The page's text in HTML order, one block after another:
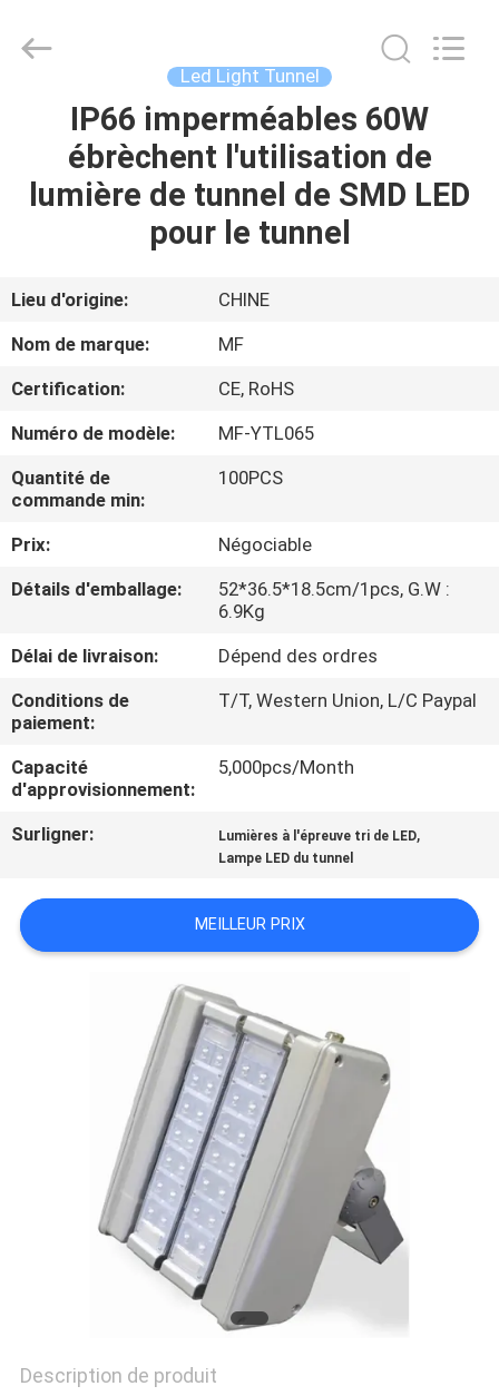
MAISON
PRODUITS
A
DE
NOUS
VISITE
D'USINE
DE
QUALITÉ
CONTACTEZ-
NOUS
CITATION
PRIVACY
POLICY
Ming
Feng
Led Light Tunnel
IP66 imperméables 60W
ébrèchent l'utilisation de
lumière de tunnel de SMD LED
pour le tunnel
Lieu d'origine:
CHINE
Nom de marque:
MF
Certification:
CE, RoHS
Numéro de modèle:
MF-YTL065
Quantité de
commande min:
100PCS
Prix:
Négociable
Détails d'emballage:
52*36.5*18.5cm/1pcs, G.W :
6.9Kg
Délai de livraison:
Dépend des ordres
Conditions de
paiement:
T/T, Western Union, L/C Paypal
Capacité
d'approvisionnement:
5,000pcs/Month
Surligner: Lumières à l'épreuve tri de LED,
Lampe LED du tunnel
MEILLEUR PRIX
Description de produit